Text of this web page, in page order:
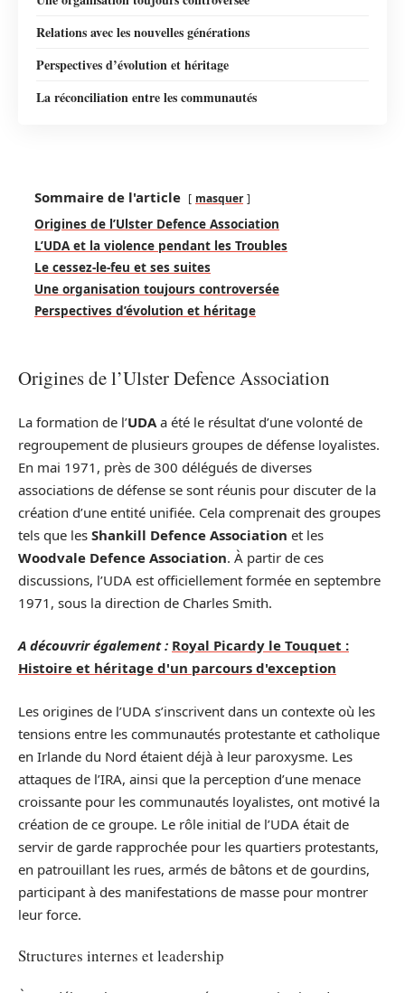
Relations avec les nouvelles générations
Perspectives d’évolution et héritage
La réconciliation entre les communautés
Sommaire de l'article masquer
Origines de l’Ulster Defence Association
L’UDA et la violence pendant les Troubles
Le cessez-le-feu et ses suites
Une organisation toujours controversée
Perspectives d’évolution et héritage
Origines de l’Ulster Defence Association
La formation de l’UDA a été le résultat d’une volonté de
regroupement de plusieurs groupes de défense loyalistes.
En mai 1971, près de 300 délégués de diverses
associations de défense se sont réunis pour discuter de la
création d’une entité unifiée. Cela comprenait des groupes
tels que les Shankill Defence Association et les
Woodvale Defence Association. À partir de ces
discussions, l’UDA est officiellement formée en septembre
1971, sous la direction de Charles Smith.
A découvrir également : Royal Picardy le Touquet :
Histoire et héritage d'un parcours d'exception
Les origines de l’UDA s’inscrivent dans un contexte où les
tensions entre les communautés protestante et catholique
en Irlande du Nord étaient déjà à leur paroxysme. Les
attaques de l’IRA, ainsi que la perception d’une menace
croissante pour les communautés loyalistes, ont motivé la
création de ce groupe. Le rôle initial de l’UDA était de
servir de garde rapprochée pour les quartiers protestants,
en patrouillant les rues, armés de bâtons et de gourdins,
participant à des manifestations de masse pour montrer
leur force.
Structures internes et leadership